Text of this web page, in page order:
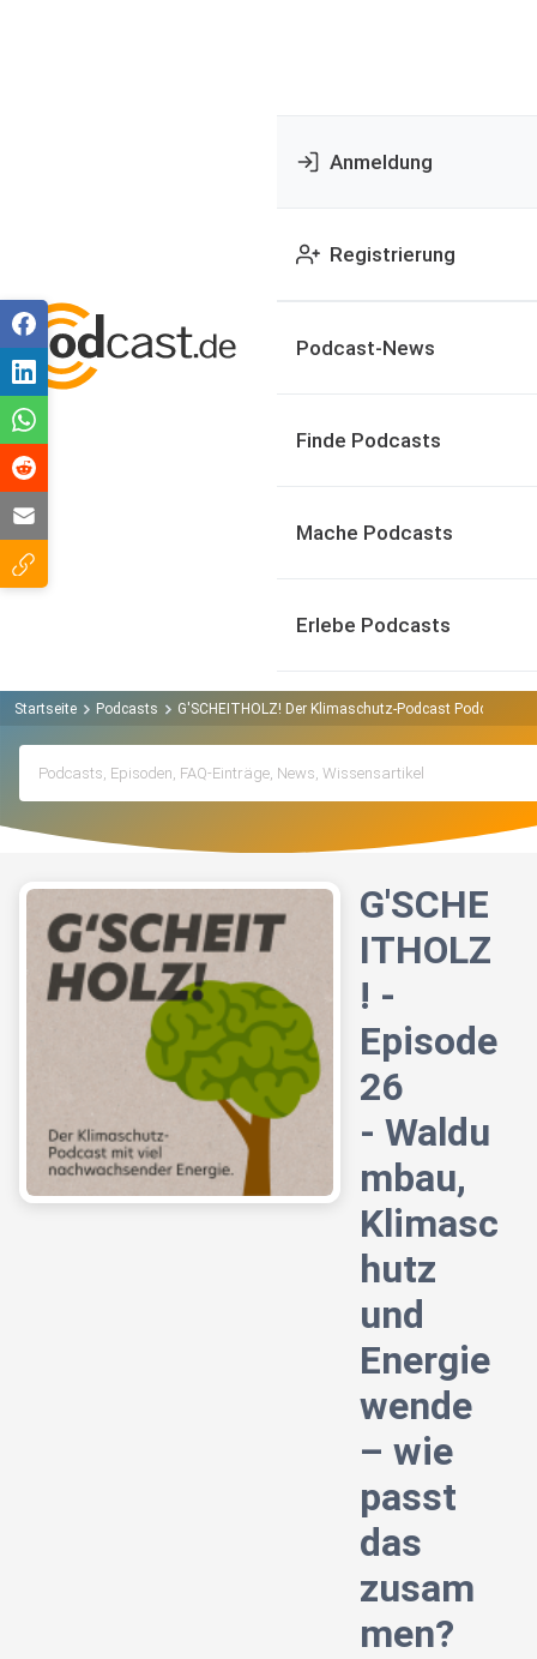
Anmeldung
Registrierung
Podcast-News
Finde Podcasts
Mache Podcasts
Erlebe Podcasts
Startseite Podcasts G'SCHEITHOLZ! Der Klimaschutz-Podcast Podcast
G'SCHE
ITHOLZ
! -
Episode
26
- Waldu
mbau,
Klimasc
hutz
und
Energie
wende
– wie
passt
das
zusam
men?